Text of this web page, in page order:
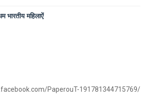
भारतीय महिलाऐं
PaperouT-191781344715769/